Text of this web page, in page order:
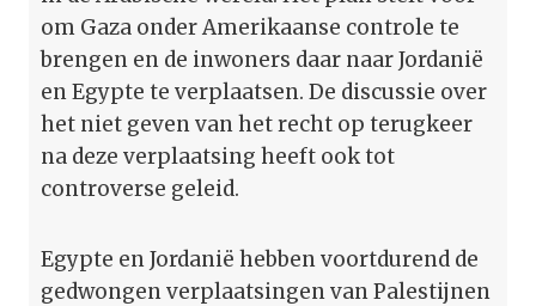
om Gaza onder Amerikaanse controle te
brengen en de inwoners daar naar Jordanië
en Egypte te verplaatsen. De discussie over
het niet geven van het recht op terugkeer
na deze verplaatsing heeft ook tot
controverse geleid.
Egypte en Jordanië hebben voortdurend de
gedwongen verplaatsingen van Palestijnen